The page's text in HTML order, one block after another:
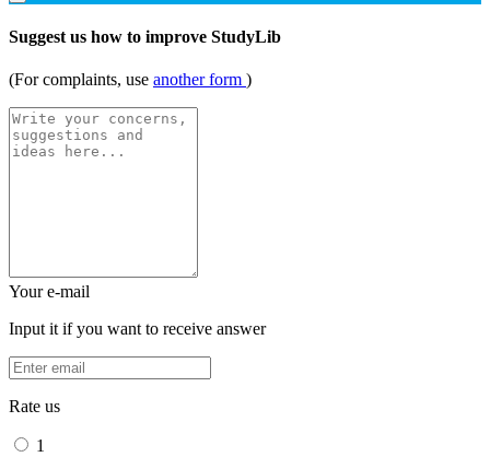
Suggest us how to improve StudyLib
(For complaints, use another form )
Your e-mail
Input it if you want to receive answer
Rate us
1